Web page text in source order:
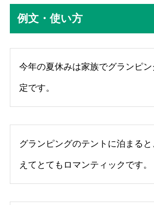
例文・使い方
今年の夏休みは家族でグランピ
定です。
グランピングのテントに泊まる
えてとてもロマンティックです。